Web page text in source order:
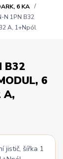
6 KA
N 1PN B32
A, 1+Npól
B32
6
A,